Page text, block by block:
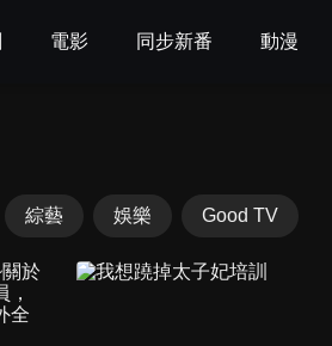
電影 同步新番 動漫
綜藝 娛樂 Good TV